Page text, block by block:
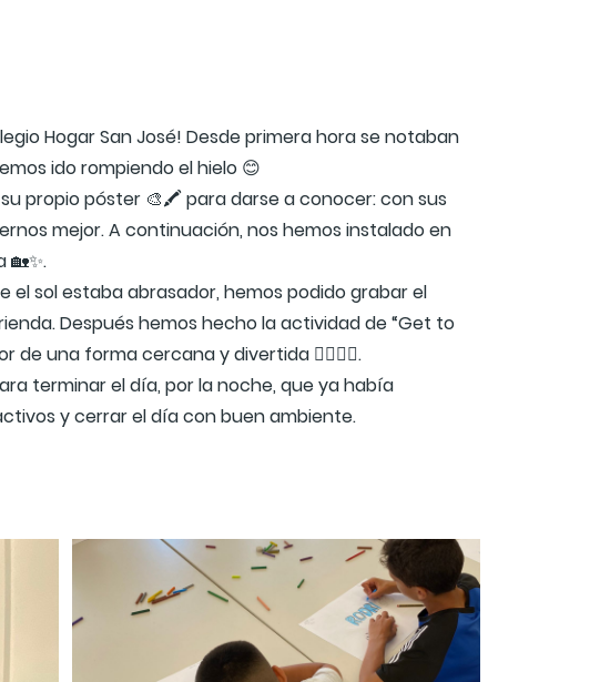
Hogar San José! Desde primera hora se notaban
ido rompiendo el hielo 😊
propio póster 🎨🖍️ para darse a conocer: con sus
mejor. A continuación, nos hemos instalado en
el sol estaba abrasador, hemos podido grabar el
Después hemos hecho la actividad de “Get to
una forma cercana y divertida 🙋‍♀️🙋‍♂️.
terminar el día, por la noche, que ya había
y cerrar el día con buen ambiente.